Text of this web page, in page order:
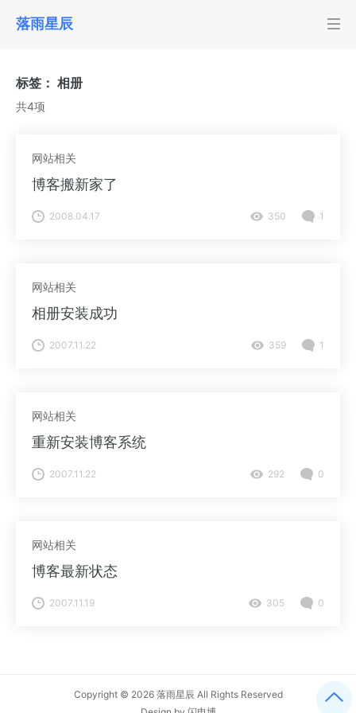
落雨星辰
标签： 相册
共4项
网站相关
博客搬新家了
2008.04.17 350 1
网站相关
相册安装成功
2007.11.22 359 1
网站相关
重新安装博客系统
2007.11.22 292 0
网站相关
博客最新状态
2007.11.19 305 0
Copyright © 2026 落雨星辰 All Rights Reserved